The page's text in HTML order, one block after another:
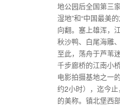
地公园后全国第三
湿地”和“中国最美
向翻。塞上雄浑，
秋沙鸭、白尾海雕
至此，荡舟于芦苇
千步廊桥的江南小
电影拍摄基地之一
约2小时），迄今
的美称。镇北堡西